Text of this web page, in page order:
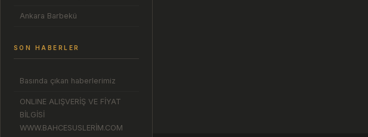
Ankara Barbekü
SON HABERLER
Basında çıkan haberlerimiz
ONLINE ALIŞVERİŞ VE FİYAT
BİLGİSİ
WWW.BAHCESUSLERİM.COM